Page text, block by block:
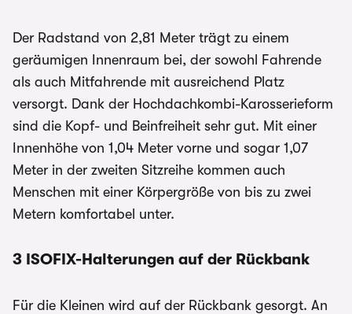
Der Radstand von 2,81 Meter trägt zu einem
geräumigen Innenraum bei, der sowohl Fahrende
als auch Mitfahrende mit ausreichend Platz
versorgt. Dank der Hochdachkombi-Karosserieform
sind die Kopf- und Beinfreiheit sehr gut. Mit einer
Innenhöhe von 1,04 Meter vorne und sogar 1,07
Meter in der zweiten Sitzreihe kommen auch
Menschen mit einer Körpergröße von bis zu zwei
Metern komfortabel unter.
3 ISOFIX-Halterungen auf der Rückbank
Für die Kleinen wird auf der Rückbank gesorgt. An